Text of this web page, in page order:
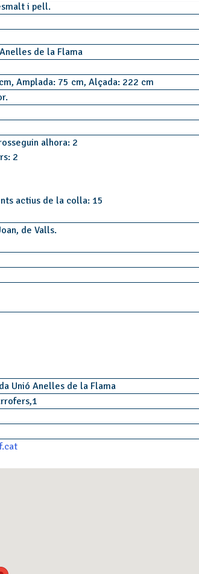
i pell.
de la Flama
Amplada: 75 cm, Alçada: 222 cm
alhora: 2
2
actius de la colla: 15
de Valls.
Unió Anelles de la Flama